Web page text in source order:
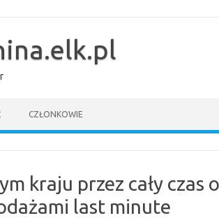
CZŁONKOWIE
kraju przez cały czas
last minute